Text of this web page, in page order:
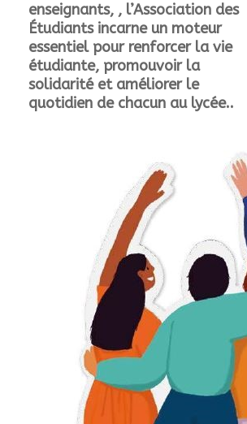
enseignants, , l’Association des
Étudiants incarne un moteur
essentiel pour renforcer la vie
étudiante, promouvoir la
solidarité et améliorer le
quotidien de chacun au lycée..